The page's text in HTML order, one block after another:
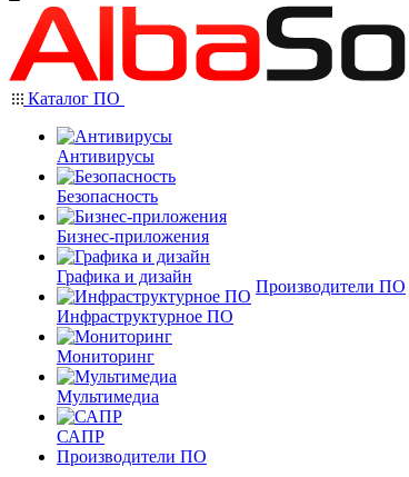
Каталог ПО
Антивирусы
Безопасность
Бизнес-приложения
Графика и дизайн
Инфраструктурное ПО
Мониторинг
Мультимедиа
САПР
Производители ПО
Производители ПО